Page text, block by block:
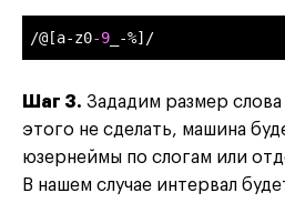
/@[a-z0-9 _-%]/
Шаг 3. Зададим размер
этого не сделать, машина
юзернеймы по слогам или
В нашем случае интервал